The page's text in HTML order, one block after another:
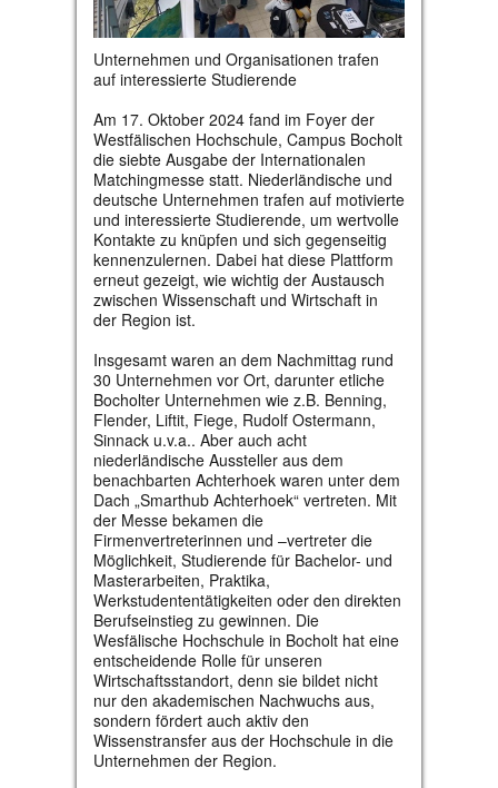
Unternehmen und Organisationen trafen
auf interessierte Studierende
Am 17. Oktober 2024 fand im Foyer der
Westfälischen Hochschule, Campus Bocholt
die siebte Ausgabe der Internationalen
Matchingmesse statt. Niederländische und
deutsche Unternehmen trafen auf motivierte
und interessierte Studierende, um wertvolle
Kontakte zu knüpfen und sich gegenseitig
kennenzulernen. Dabei hat diese Plattform
erneut gezeigt, wie wichtig der Austausch
zwischen Wissenschaft und Wirtschaft in
der Region ist.
Insgesamt waren an dem Nachmittag rund
30 Unternehmen vor Ort, darunter etliche
Bocholter Unternehmen wie z.B. Benning,
Flender, Liftit, Fiege, Rudolf Ostermann,
Sinnack u.v.a.. Aber auch acht
niederländische Aussteller aus dem
benachbarten Achterhoek waren unter dem
Dach „Smarthub Achterhoek“ vertreten. Mit
der Messe bekamen die
Firmenvertreterinnen und –vertreter die
Möglichkeit, Studierende für Bachelor- und
Masterarbeiten, Praktika,
Werkstudententätigkeiten oder den direkten
Berufseinstieg zu gewinnen. Die
Wesfälische Hochschule in Bocholt hat eine
entscheidende Rolle für unseren
Wirtschaftsstandort, denn sie bildet nicht
nur den akademischen Nachwuchs aus,
sondern fördert auch aktiv den
Wissenstransfer aus der Hochschule in die
Unternehmen der Region.